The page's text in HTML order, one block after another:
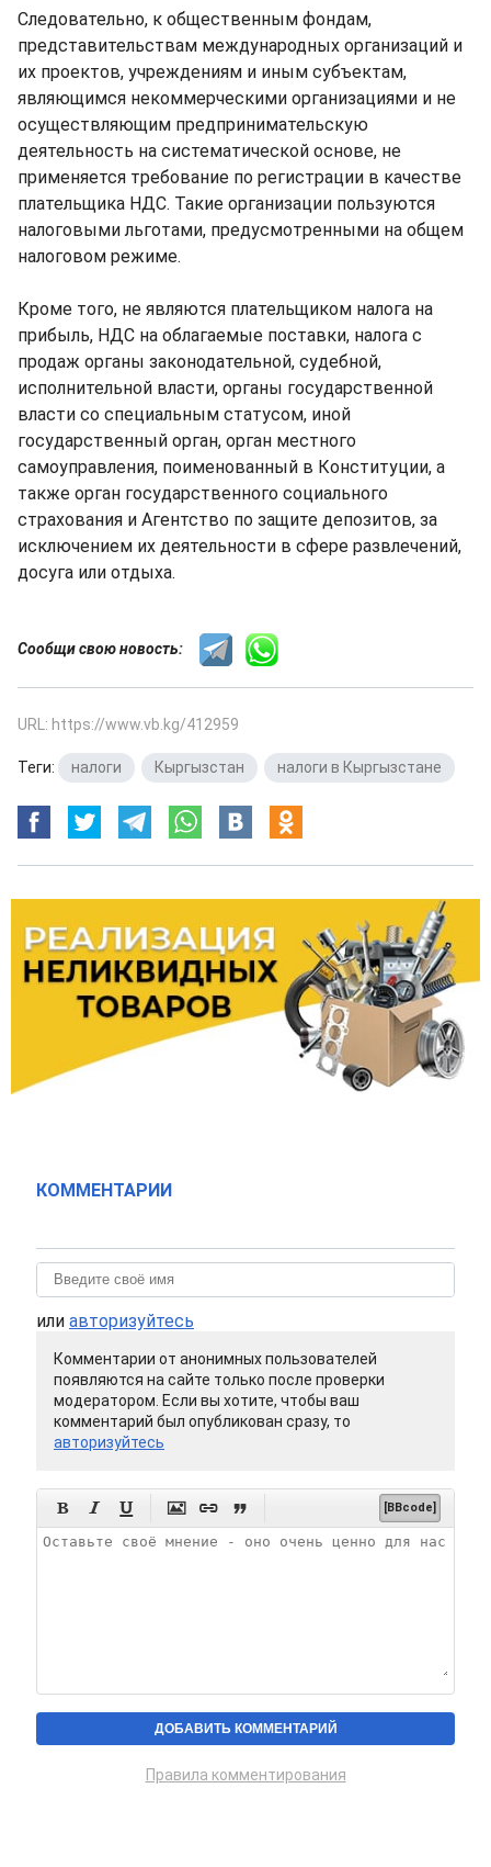
Следовательно, к общественным фондам,
представительствам международных организаций и
их проектов, учреждениям и иным субъектам,
являющимся некоммерческими организациями и не
осуществляющим предпринимательскую
деятельность на систематической основе, не
применяется требование по регистрации в качестве
плательщика НДС. Такие организации пользуются
налоговыми льготами, предусмотренными на общем
налоговом режиме.
Кроме того, не являются плательщиком налога на
прибыль, НДС на облагаемые поставки, налога с
продаж органы законодательной, судебной,
исполнительной власти, органы государственной
власти со специальным статусом, иной
государственный орган, орган местного
самоуправления, поименованный в Конституции, а
также орган государственного социального
страхования и Агентство по защите депозитов, за
исключением их деятельности в сфере развлечений,
досуга или отдыха.
Сообщи свою новость:
URL: https://www.vb.kg/412959
Теги: налоги Кыргызстан налоги в Кыргызстане
КОММЕНТАРИИ
или авторизуйтесь
Комментарии от анонимных пользователей
появляются на сайте только после проверки
модератором. Если вы хотите, чтобы ваш
комментарий был опубликован сразу, то
авторизуйтесь
      [BBcode]
Правила комментирования